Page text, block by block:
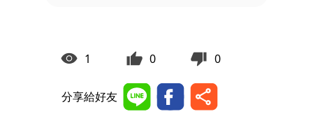
1 0 0
分享給好友